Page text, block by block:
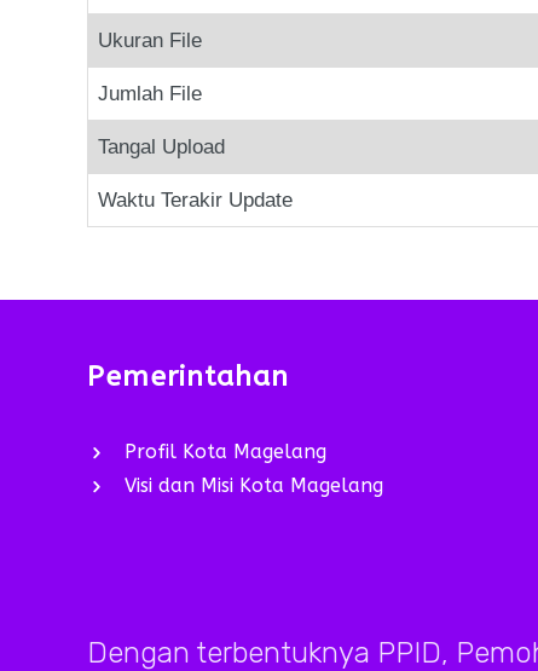
Ukuran File
Jumlah File
Tangal Upload
Waktu Terakir Update
Pemerintahan
Profil Kota Magelang
Visi dan Misi Kota Magelang
Dengan terbentuknya PPID,